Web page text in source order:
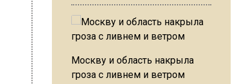
Москву и область накрыла
гроза с ливнем и ветром